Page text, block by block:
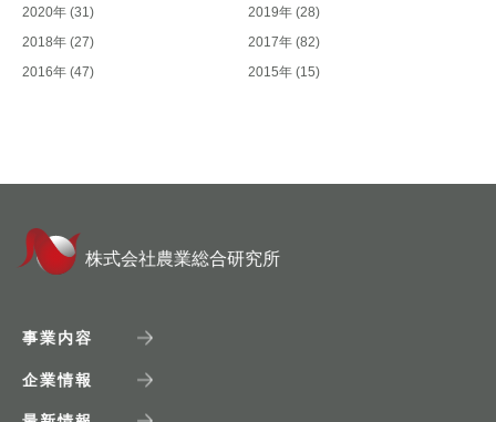
2020年 (31) 2019年 (28)
2018年 (27) 2017年 (82)
2016年 (47) 2015年 (15)
株式会社農業総合研究所
事業内容
企業情報